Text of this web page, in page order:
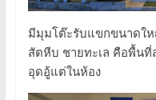
มีมุมโต๊ะรับแขกขนาดใ
สัตหีบ ชายทะเล คือพื้นที่
อุดอู้แต่ในห้อง